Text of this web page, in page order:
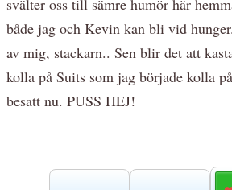
svälter oss till sämre humör här
både jag och Kevin kan bli vid
av mig, stackarn.. Sen blir det att
kolla på Suits som jag började kolla
besatt nu. PUSS HEJ!